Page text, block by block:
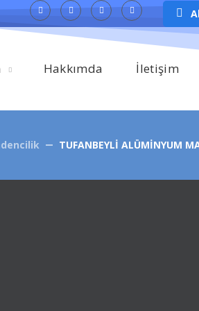
Hakkımda İletişim
TUFANBEYLİ ALÜMİNYUM